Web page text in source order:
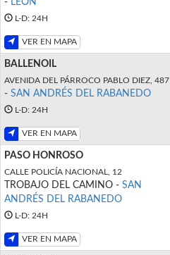
- LEÓN
L-D: 24H
VER EN MAPA
BALLENOIL
AVENIDA DEL PÁRROCO PABLO DIEZ, 487
- SAN ANDRÉS DEL RABANEDO
L-D: 24H
VER EN MAPA
PASO HONROSO
CALLE POLICÍA NACIONAL, 12
TROBAJO DEL CAMINO - SAN
ANDRÉS DEL RABANEDO
L-D: 24H
VER EN MAPA